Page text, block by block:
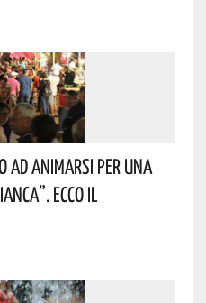
Animarsi Per Una
Ecco Il